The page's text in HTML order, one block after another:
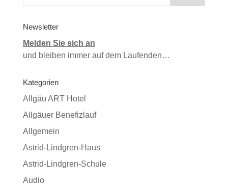
Newsletter
Melden Sie sich an
und bleiben immer auf dem Laufenden…
Kategorien
Allgäu ART Hotel
Allgäuer Benefizlauf
Allgemein
Astrid-Lindgren-Haus
Astrid-Lindgren-Schule
Audio